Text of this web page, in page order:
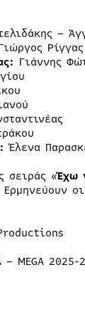
–
Ρίγγας
Γιάννης
Έλενα
σειράς «Έχω
– MEGA 2025-